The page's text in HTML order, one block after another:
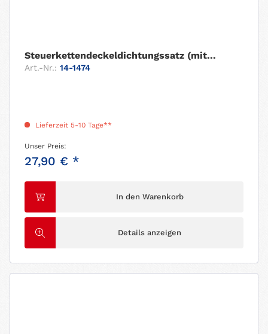
Steuerkettendeckeldichtungssatz (mit...
Art.-Nr.: 14-1474
Lieferzeit 5-10 Tage**
Unser Preis:
27,90 € *
In den Warenkorb
Details anzeigen